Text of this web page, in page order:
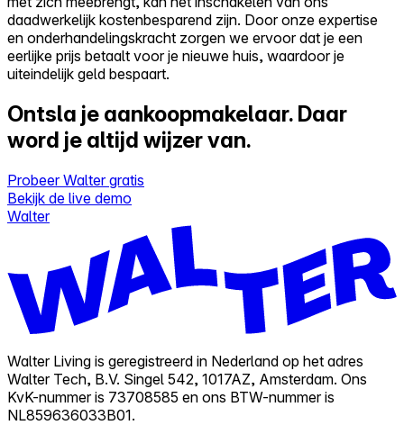
daadwerkelijk kostenbesparend zijn. Door onze expertise
en onderhandelingskracht zorgen we ervoor dat je een
eerlijke prijs betaalt voor je nieuwe huis, waardoor je
uiteindelijk geld bespaart.
Ontsla je aankoopmakelaar. Daar
word je altijd wijzer van.
Probeer Walter gratis
Bekijk de live demo
Walter
Walter Living is geregistreerd in Nederland op het adres
Walter Tech, B.V. Singel 542, 1017AZ, Amsterdam. Ons
KvK-nummer is 73708585 en ons BTW-nummer is
NL859636033B01.